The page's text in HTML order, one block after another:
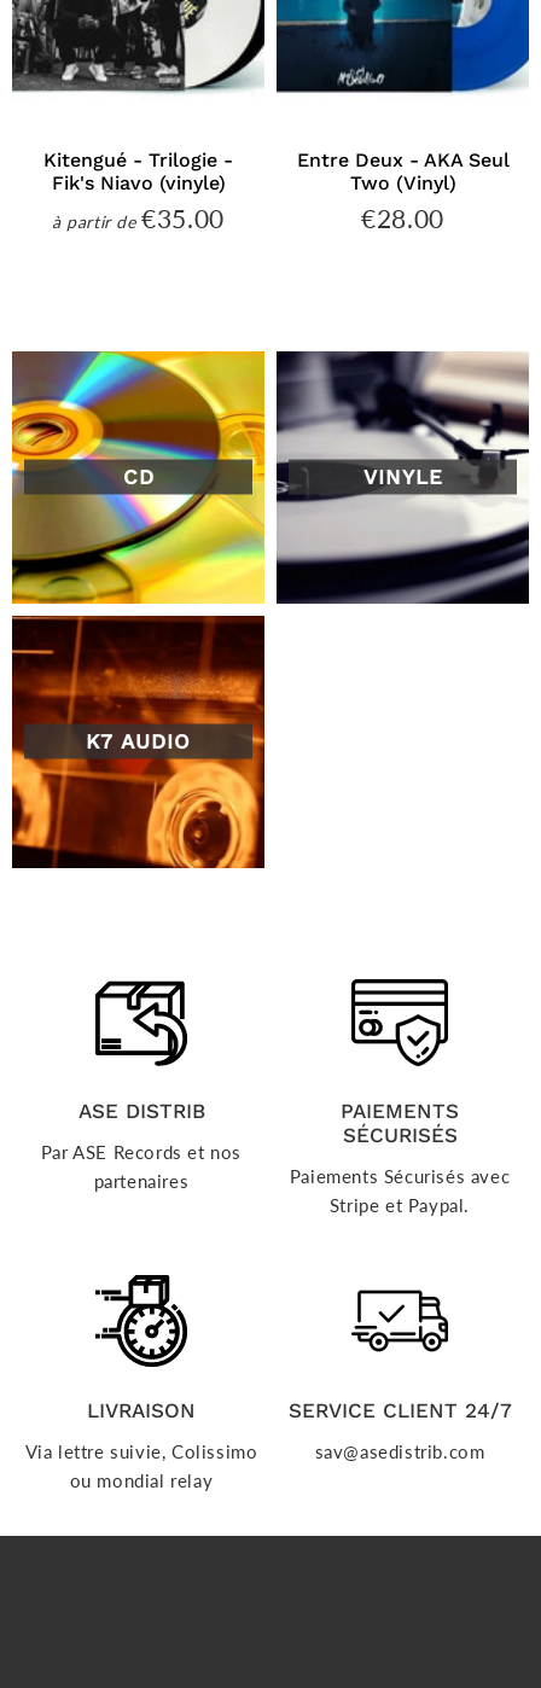
Kitengué - Trilogie -
Fik's Niavo (vinyle)
à partir dePrix
€35.00
Entre Deux - AKA Seul
Two (Vinyl)
Prix
€28.00
CD VINYLE
K7 AUDIO
ASE DISTRIB
Par ASE Records et nos
partenaires
PAIEMENTS
SÉCURISÉS
Paiements Sécurisés avec
Stripe et Paypal.
LIVRAISON
Via lettre suivie, Colissimo
ou mondial relay
SERVICE CLIENT 24/7
sav@asedistrib.com